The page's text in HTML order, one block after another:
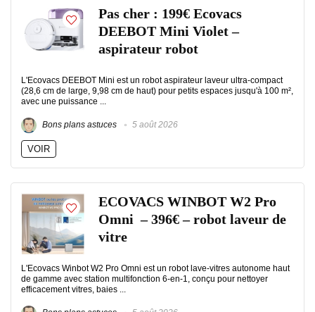
Pas cher : 199€ Ecovacs
DEEBOT Mini Violet –
aspirateur robot
L'Ecovacs DEEBOT Mini est un robot aspirateur laveur ultra-compact
(28,6 cm de large, 9,98 cm de haut) pour petits espaces jusqu'à 100 m²,
avec une puissance ...
Bons plans astuces 5 août 2026
VOIR
ECOVACS WINBOT W2 Pro
Omni – 396€ – robot laveur de
vitre
L'Ecovacs Winbot W2 Pro Omni est un robot lave-vitres autonome haut
de gamme avec station multifonction 6-en-1, conçu pour nettoyer
efficacement vitres, baies ...